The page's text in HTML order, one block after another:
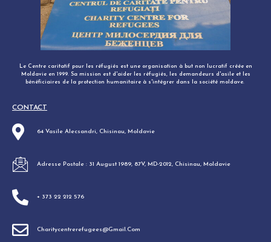
Le Centre caritatif pour les réfugiés est une organisation à but non lucratif créée en
Moldavie en 1999. Sa mission est d'aider les réfugiés, les demandeurs d'asile et les
bénéficiaires de la protection humanitaire à s'intégrer dans la société moldave. ​
CONTACT
64 Vasile Alecsandri, Chisinau, Moldavie
Adresse Postale : 31 August 1989, 87V, MD-2012, Chisinau, Moldavie
+ 373 22 212 576
Charitycentrerefugees@gmail.com